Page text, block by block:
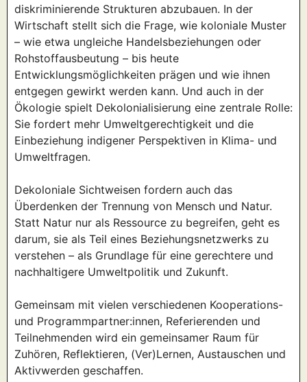
diskriminierende Strukturen abzubauen. In der
Wirtschaft stellt sich die Frage, wie koloniale Muster
– wie etwa ungleiche Handelsbeziehungen oder
Rohstoffausbeutung – bis heute
Entwicklungsmöglichkeiten prägen und wie ihnen
entgegen gewirkt werden kann. Und auch in der
Ökologie spielt Dekolonialisierung eine zentrale Rolle:
Sie fordert mehr Umweltgerechtigkeit und die
Einbeziehung indigener Perspektiven in Klima- und
Umweltfragen.
Dekoloniale Sichtweisen fordern auch das
Überdenken der Trennung von Mensch und Natur.
Statt Natur nur als Ressource zu begreifen, geht es
darum, sie als Teil eines Beziehungsnetzwerks zu
verstehen – als Grundlage für eine gerechtere und
nachhaltigere Umweltpolitik und Zukunft.
Gemeinsam mit vielen verschiedenen Kooperations-
und Programmpartner:innen, Referierenden und
Teilnehmenden wird ein gemeinsamer Raum für
Zuhören, Reflektieren, (Ver)Lernen, Austauschen und
Aktivwerden geschaffen.